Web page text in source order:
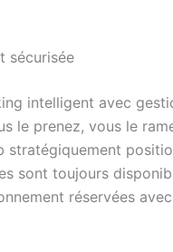
sécurisée
intelligent avec
le prenez, vous le
stratégiquement
sont toujours
réservées